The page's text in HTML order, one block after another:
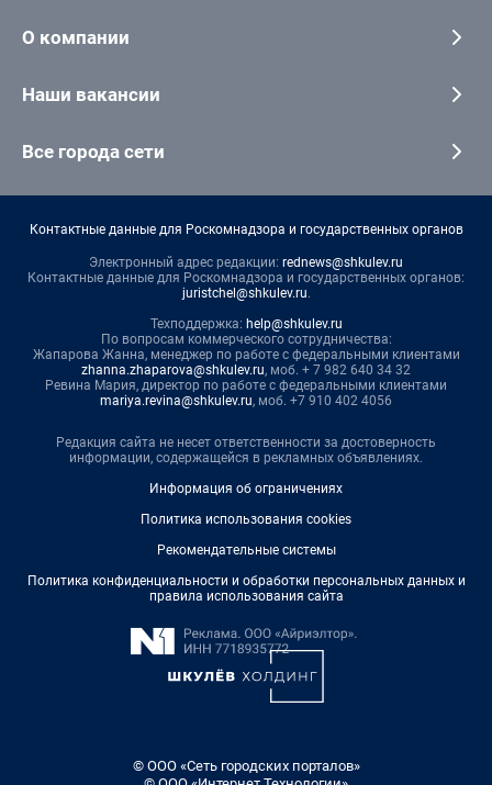
О компании
Наши вакансии
Все города сети
Контактные данные для Роскомнадзора и государственных органов
Электронный адрес редакции: rednews@shkulev.ru
Контактные данные для Роскомнадзора и государственных органов:
juristchel@shkulev.ru.
Техподдержка: help@shkulev.ru
По вопросам коммерческого сотрудничества:
Жапарова Жанна, менеджер по работе с федеральными клиентами
zhanna.zhaparova@shkulev.ru, моб. + 7 982 640 34 32
Ревина Мария, директор по работе с федеральными клиентами
mariya.revina@shkulev.ru, моб. +7 910 402 4056
Редакция сайта не несет ответственности за достоверность
информации, содержащейся в рекламных объявлениях.
Информация об ограничениях
Политика использования cookies
Рекомендательные системы
Политика конфиденциальности и обработки персональных данных и
правила использования сайта
© ООО «Сеть городских порталов»